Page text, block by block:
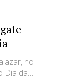
no
Dia da…